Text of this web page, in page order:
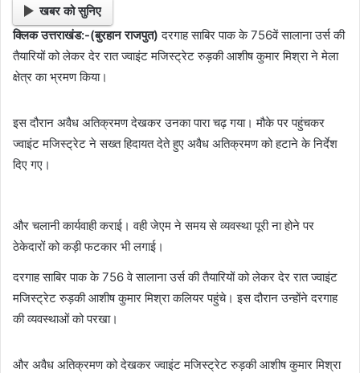
m
a
खबर को सुनिए
क्लिक उत्तराखंड:-(बुरहान राजपुत)दरगाह साबिर पाक के 756वें सालाना उर्स की
तैयारियों को लेकर देर रात ज्वाइंट मजिस्ट्रेट रुड़की आशीष कुमार मिश्रा ने मेला
क्षेत्र का भ्रमण किया।
इस दौरान अवैध अतिक्रमण देखकर उनका पारा चढ़ गया। मौके पर पहुंचकर
ज्वाइंट मजिस्ट्रेट ने सख्त हिदायत देते हुए अवैध अतिक्रमण को हटाने के निर्देश
दिए गए।
और चलानी कार्यवाही कराई। वही जेएम ने समय से व्यवस्था पूरी ना होने पर
ठेकेदारों को कड़ी फटकार भी लगाई।
दरगाह साबिर पाक के 756 वे सालाना उर्स की तैयारियों को लेकर देर रात ज्वाइंट
मजिस्ट्रेट रुड़की आशीष कुमार मिश्रा कलियर पहुंचे। इस दौरान उन्होंने दरगाह
की व्यवस्थाओं को परखा।
और अवैध अतिक्रमण को देखकर ज्वाइंट मजिस्ट्रेट रुड़की आशीष कुमार मिश्रा